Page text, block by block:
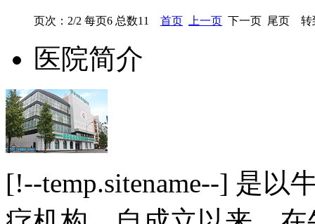
页次：2/2 每页6 总数11 首页 上一页 下一页 尾页 转
医院简介
[!--temp.sitename--] 是以